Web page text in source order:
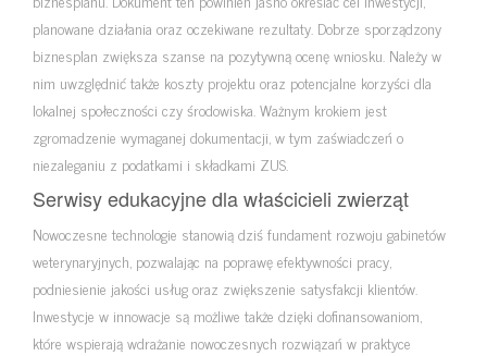
planowane działania oraz oczekiwane rezultaty. Dobrze sporządzony
biznesplan zwiększa szanse na pozytywną ocenę wniosku. Należy w
nim uwzględnić także koszty projektu oraz potencjalne korzyści dla
lokalnej społeczności czy środowiska. Ważnym krokiem jest
zgromadzenie wymaganej dokumentacji, w tym zaświadczeń o
niezaleganiu z podatkami i składkami ZUS.
Serwisy edukacyjne dla właścicieli zwierząt
Nowoczesne technologie stanowią dziś fundament rozwoju gabinetów
weterynaryjnych, pozwalając na poprawę efektywności pracy,
podniesienie jakości usług oraz zwiększenie satysfakcji klientów.
Inwestycje w innowacje są możliwe także dzięki dofinansowaniom,
które wspierają wdrażanie nowoczesnych rozwiązań w praktyce